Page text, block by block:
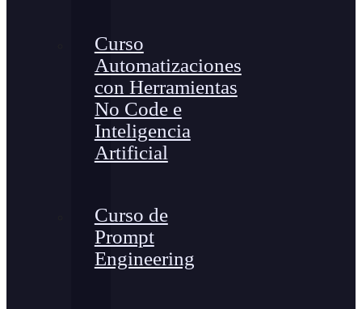
Curso
Automatizaciones
con Herramientas
No Code e
Inteligencia
Artificial
Curso de
Prompt
Engineering